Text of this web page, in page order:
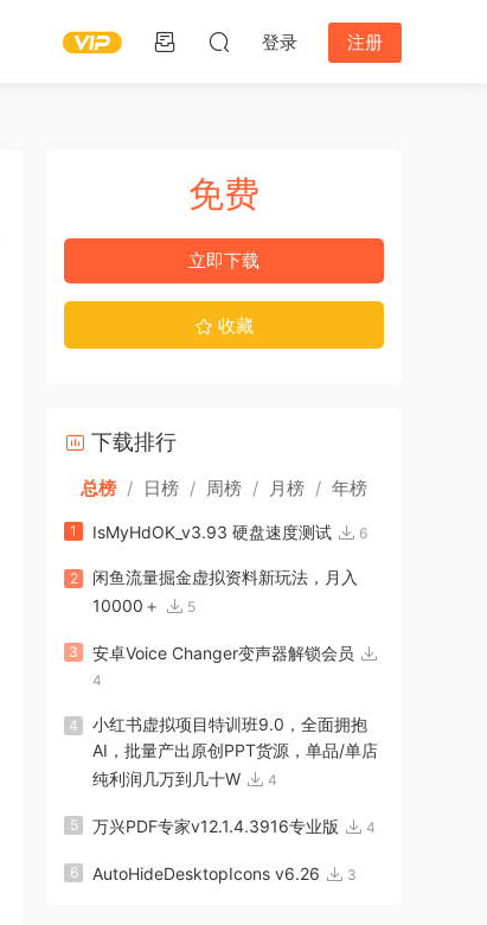
登录 注册
免费
立即下载
收藏
下载排行
总榜 / 日榜 / 周榜 / 月榜 / 年榜
1 IsMyHdOK_v3.93 硬盘速度测试 6
2
闲鱼流量掘金虚拟资料新玩法，月入
10000＋
5
3 安卓Voice Changer变声器解锁会员
4
4
小红书虚拟项目特训班9.0，全面拥抱
AI，批量产出原创PPT货源，单品/单店
纯利润几万到几十W
4
5 万兴PDF专家v12.1.4.3916专业版 4
6 AutoHideDesktopIcons v6.26 3